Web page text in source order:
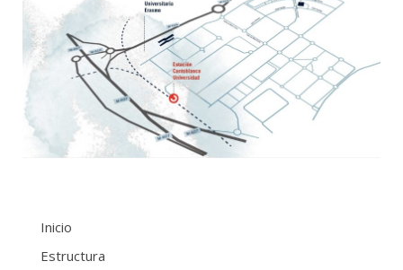
Inicio
Estructura